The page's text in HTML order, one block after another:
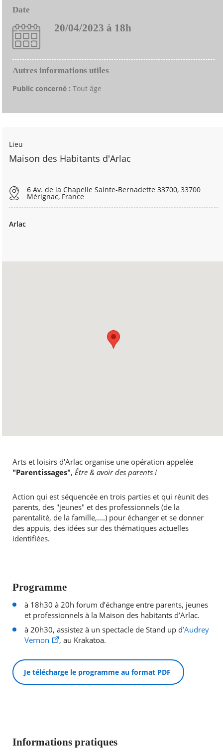
Date
20/04/2023 à 18h
Autres informations utiles
Public concerné : Tout âge
Lieu
Maison des Habitants d'Arlac
6 Av. de la Chapelle Sainte-Bernadette 33700, 33700
Mérignac, France
Arlac
Arts et loisirs d'Arlac organise une opération appelée
"Parentissages", Être & avoir des parents !
Action qui est séquencée en trois parties et qui réunit des
parents, des "jeunes" et des professionnels (de la
parentalité, de la famille,....) pour échanger et se donner
des appuis, des idées sur des thématiques actuelles
identifiées.
Programme
à 18h30 à 20h forum d’échange entre parents, jeunes
et professionnels à la Maison des habitants d’Arlac.
à 20h30, assistez à un spectacle de Stand up d’Audrey
Vernon
, au Krakatoa.
Je télécharge le programme au format PDF
Informations pratiques